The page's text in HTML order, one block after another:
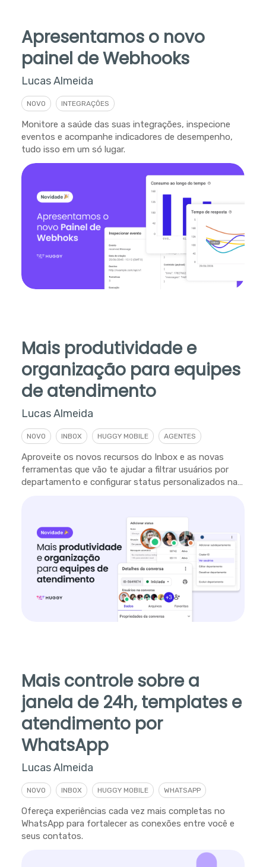
Apresentamos o novo
painel de Webhooks
Lucas Almeida
NOVO INTEGRAÇÕES
Monitore a saúde das suas integrações, inspecione
eventos e acompanhe indicadores de desempenho,
tudo isso em um só lugar.
Mais produtividade e
organização para equipes
de atendimento
Lucas Almeida
NOVO INBOX HUGGY MOBILE AGENTES
Aproveite os novos recursos do Inbox e as novas
ferramentas que vão te ajudar a filtrar usuários por
departamento e configurar status personalizados na
Mais controle sobre a
janela de 24h, templates e
atendimento por
WhatsApp
Lucas Almeida
NOVO INBOX HUGGY MOBILE WHATSAPP
Ofereça experiências cada vez mais completas no
WhatsApp para fortalecer as conexões entre você e
seus contatos.